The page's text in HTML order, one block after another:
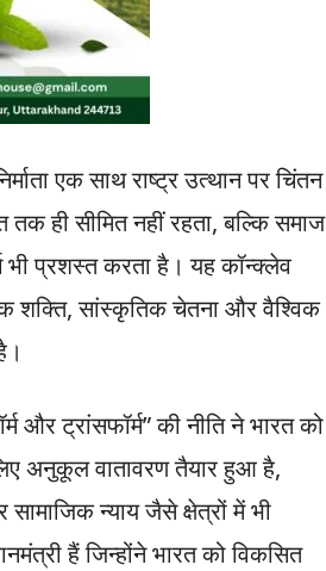
एक साथ राष्ट्र उत्थान पर चिंतन
ही सीमित नहीं रहता, बल्कि समाज
भी प्रशस्त करता है। यह कॉन्क्लेव
शक्ति, सांस्कृतिक चेतना और वैश्विक
और ट्रांसफॉर्म” की नीति ने भारत को
अनुकूल वातावरण तैयार हुआ है,
न्याय जैसे क्षेत्रों में भी
हैं जिन्होंने भारत को विकसित